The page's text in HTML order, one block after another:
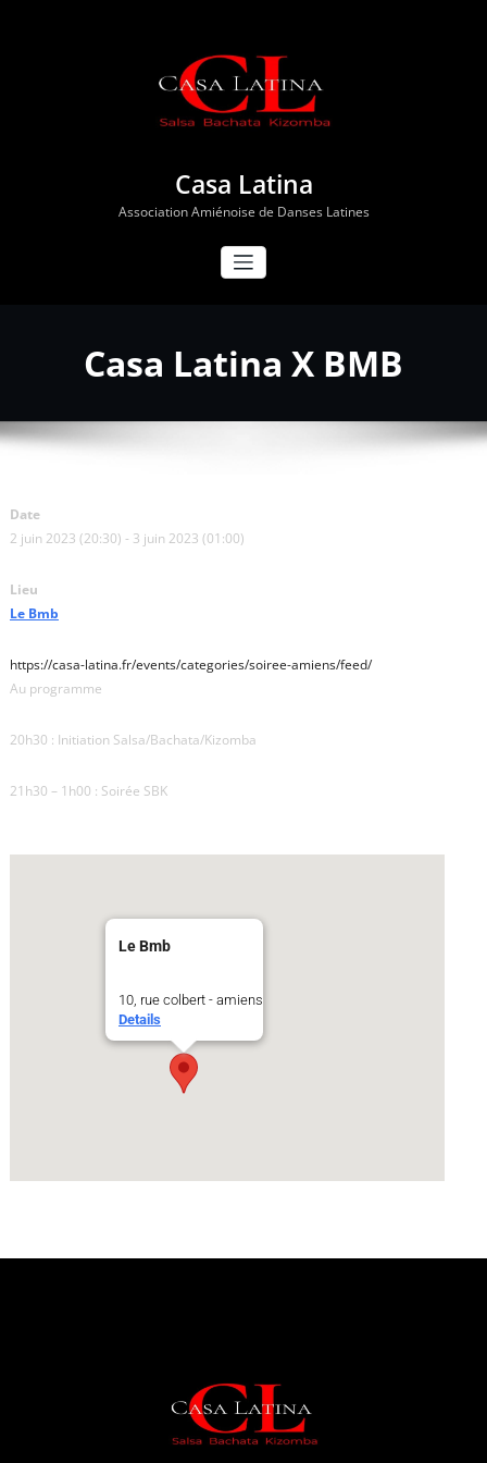
Casa Latina
Association Amiénoise de Danses Latines
Casa Latina X BMB
Date
2 juin 2023 (20:30) - 3 juin 2023 (01:00)
Lieu
Le Bmb
https://casa-latina.fr/events/categories/soiree-amiens/feed/
Au programme
20h30 : Initiation Salsa/Bachata/Kizomba
21h30 – 1h00 : Soirée SBK
Le Bmb
10, rue colbert - amiens
Details